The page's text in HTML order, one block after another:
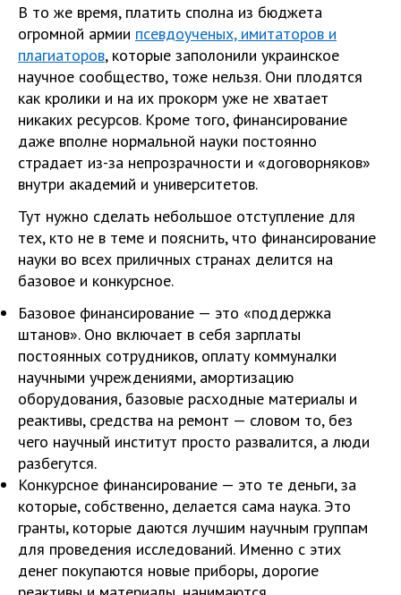
В то же время, платить сполна из бюджета
огромной армии псевдоученых, имитаторов и
плагиаторов, которые заполонили украинское
научное сообщество, тоже нельзя. Они плодятся
как кролики и на их прокорм уже не хватает
никаких ресурсов. Кроме того, финансирование
даже вполне нормальной науки постоянно
страдает из-за непрозрачности и «договорняков»
внутри академий и университетов.
Тут нужно сделать небольшое отступление для
тех, кто не в теме и пояснить, что финансирование
науки во всех приличных странах делится на
базовое и конкурсное.
Базовое финансирование — это «поддержка
штанов». Оно включает в себя зарплаты
постоянных сотрудников, оплату коммуналки
научными учреждениями, амортизацию
оборудования, базовые расходные материалы и
реактивы, средства на ремонт — словом то, без
чего научный институт просто развалится, а люди
разбегутся.
Конкурсное финансирование — это те деньги, за
которые, собственно, делается сама наука. Это
гранты, которые даются лучшим научным группам
для проведения исследований. Именно с этих
денег покупаются новые приборы, дорогие